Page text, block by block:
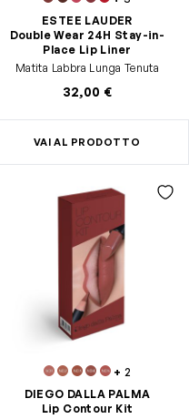
ESTEE LAUDER
Double Wear 24H Stay-in-
Place Lip Liner
Matita Labbra Lunga Tenuta
32,00 €
VAI AL PRODOTTO
+ 2
DIEGO DALLA PALMA
Lip Contour Kit